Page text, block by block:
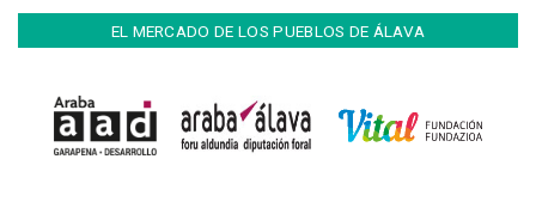
EL MERCADO DE LOS PUEBLOS DE ÁLAVA